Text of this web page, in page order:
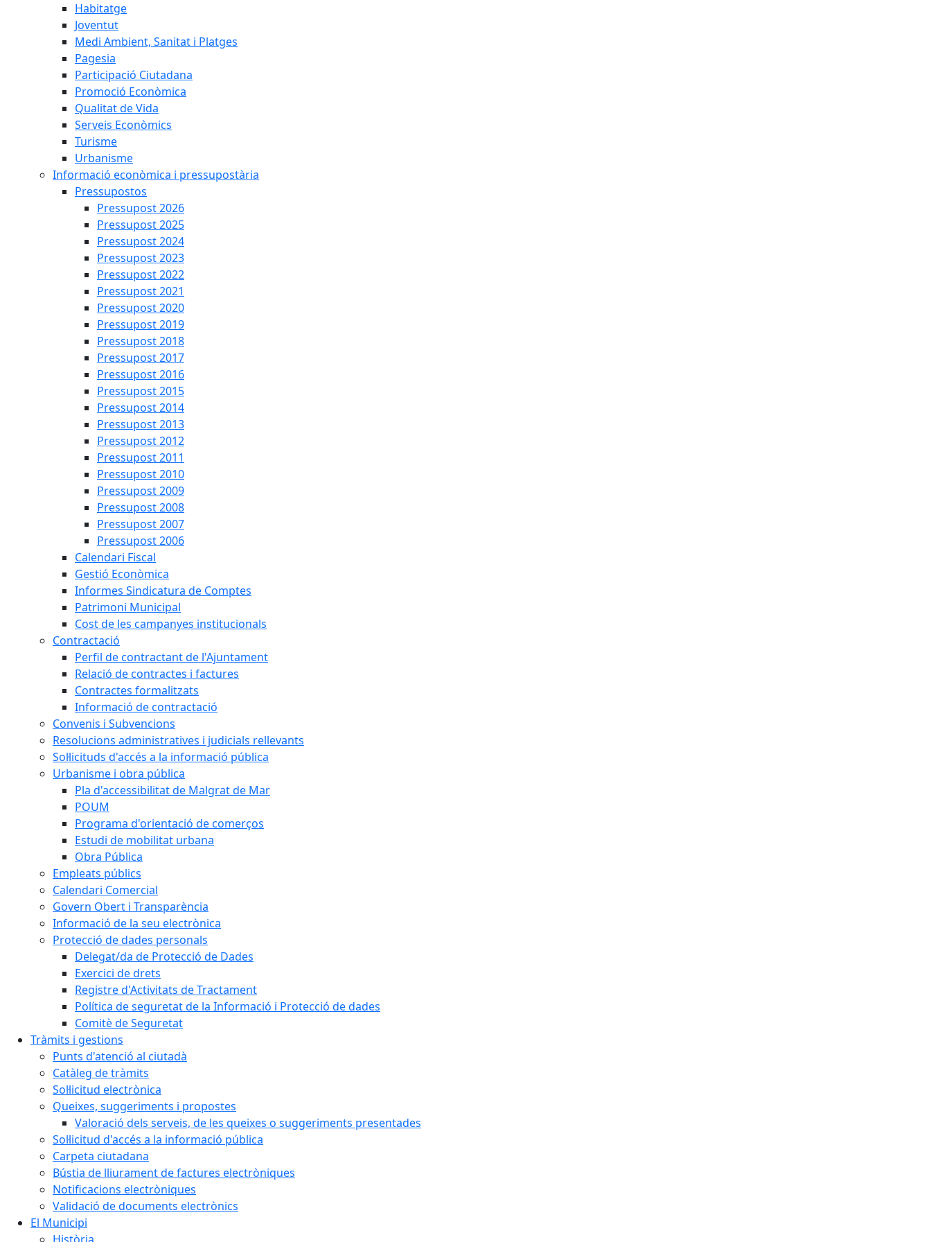
Habitatge
Joventut
Medi Ambient, Sanitat i Platges
Pagesia
Participació Ciutadana
Promoció Econòmica
Qualitat de Vida
Serveis Econòmics
Turisme
Urbanisme
Informació econòmica i pressupostària
Pressupostos
Pressupost 2026
Pressupost 2025
Pressupost 2024
Pressupost 2023
Pressupost 2022
Pressupost 2021
Pressupost 2020
Pressupost 2019
Pressupost 2018
Pressupost 2017
Pressupost 2016
Pressupost 2015
Pressupost 2014
Pressupost 2013
Pressupost 2012
Pressupost 2011
Pressupost 2010
Pressupost 2009
Pressupost 2008
Pressupost 2007
Pressupost 2006
Calendari Fiscal
Gestió Econòmica
Informes Sindicatura de Comptes
Patrimoni Municipal
Cost de les campanyes institucionals
Contractació
Perfil de contractant de l'Ajuntament
Relació de contractes i factures
Contractes formalitzats
Informació de contractació
Convenis i Subvencions
Resolucions administratives i judicials rellevants
Sol·licituds d'accés a la informació pública
Urbanisme i obra pública
Pla d'accessibilitat de Malgrat de Mar
POUM
Programa d'orientació de comerços
Estudi de mobilitat urbana
Obra Pública
Empleats públics
Calendari Comercial
Govern Obert i Transparència
Informació de la seu electrònica
Protecció de dades personals
Delegat/da de Protecció de Dades
Exercici de drets
Registre d'Activitats de Tractament
Política de seguretat de la Informació i Protecció de dades
Comitè de Seguretat
Tràmits i gestions
Punts d'atenció al ciutadà
Catàleg de tràmits
Sol·licitud electrònica
Queixes, suggeriments i propostes
Valoració dels serveis, de les queixes o suggeriments presentades
Sol·licitud d'accés a la informació pública
Carpeta ciutadana
Bústia de lliurament de factures electròniques
Notificacions electròniques
Validació de documents electrònics
El Municipi